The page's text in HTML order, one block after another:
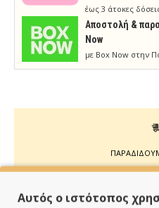
έως 3 άτοκες
Aποστολή &
Now
με Box Now στην
Αυτός ο ιστότοπος